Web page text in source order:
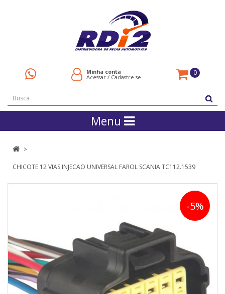
Minha conta
Acessar / Cadastre-se
0
Menu
CHICOTE 12 VIAS INJECAO UNIVERSAL FAROL SCANIA TC112.1539
-5%